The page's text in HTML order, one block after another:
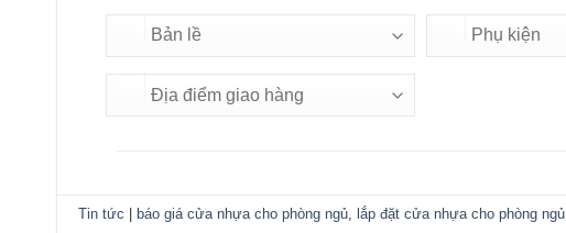
Tin tức |báo giá cửa nhựa cho phòng ngủ ,lắp đặt cửa nhựa cho phòng ngủ